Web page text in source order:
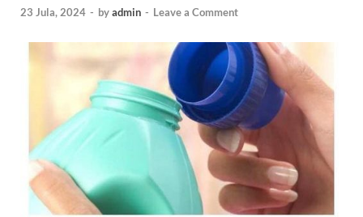
23 Jula, 2024 - byadmin - Leave a Comment